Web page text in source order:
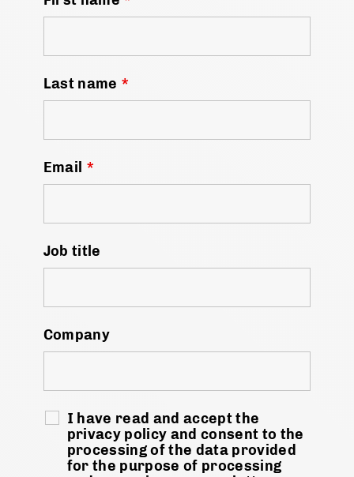
Last name *
Email *
Job title
Company
I have read and accept the
privacy policy and consent to the
processing of the data provided
for the purpose of processing